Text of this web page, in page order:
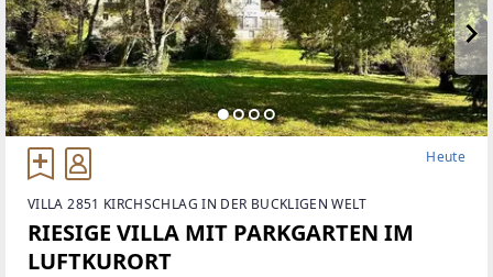
Heute
VILLA 2851 KIRCHSCHLAG IN DER BUCKLIGEN WELT
RIESIGE VILLA MIT PARKGARTEN IM
LUFTKURORT